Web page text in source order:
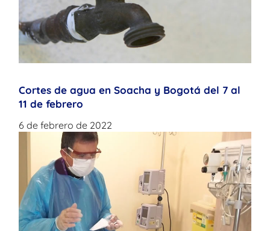
Cortes de agua en Soacha y Bogotá del 7 al
11 de febrero
6 de febrero de 2022